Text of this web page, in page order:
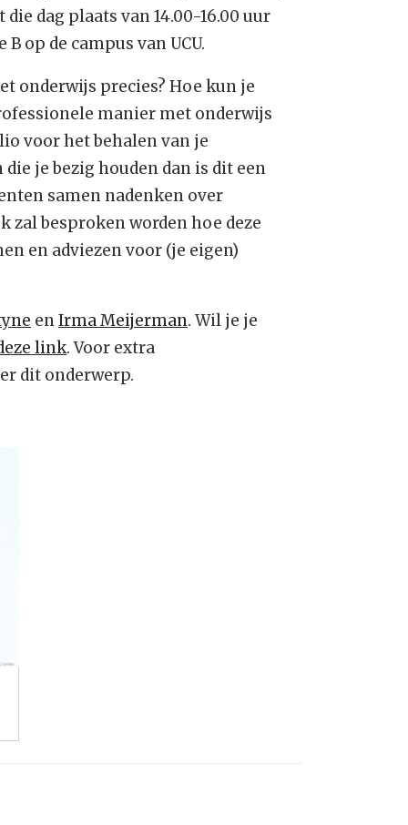
dag plaats van 14.00-16.00 uur
op de campus van UCU.
onderwijs precies? Hoe kun je
manier met onderwijs
voor het behalen van je
je bezig houden dan is dit een
samen nadenken over
besproken worden hoe deze
en adviezen voor (je eigen)
enIrma Meijerman. Wil je je
link. Voor extra
dit onderwerp.